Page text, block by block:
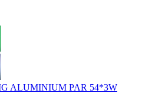
ALUMINIUM PAR 54*3W